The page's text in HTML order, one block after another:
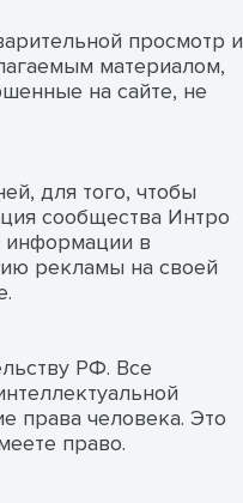
просмотр и
материалом,
на сайте, не
для того, чтобы
сообщества Интро
информации в
рекламы на своей
РФ. Все
права человека. Это
право.